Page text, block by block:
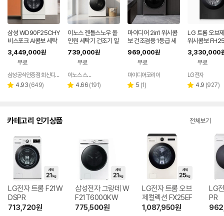
삼성 WD90F25CHY
비스포크 AI콤보 세탁
기건조기 일체형 25k
g+18kg 1등급
3,449,000원
무료
삼성공식인증점 회산디지털
별 4.93 리
(649)
이노스 젠틀스노우 올
인원 세탁기 건조기 일
체형 세탁 10kg, 건조
7kg 방문설치
739,000원
무료
페이
이노스 스토어
별 4.66 리
(191)
마이디어 2in1 워시콤
보 건조겸용 1등급 세
탁건조기 MF210D15
0WB/WK-KR (세탁 1
5kg, 건조 9kg)
969,000원
무료
마이디어코리아
별 5 리
(1)
LG 트롬 오브
워시콤보
3,330,000
무료
LG전자
별 4.9 리
(927)
카테고리 인기상품 전체보기
LG전자 트롬 F21W
DSPR
713,720원
삼성전자 그랑데 W
F21T6000KW
775,500원
LG전자 트롬 오브
제컬렉션 FX25EF
1,087,950원
LG
PR